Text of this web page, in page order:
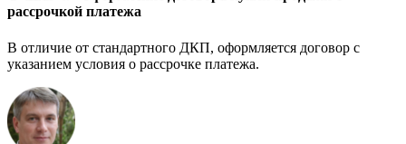
рассрочкой платежа
В отличие от стандартного ДКП, оформляется договор с
указанием условия о рассрочке платежа.